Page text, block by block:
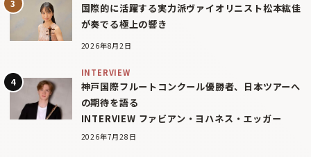
国際的に活躍する実力派ヴァイオリニスト松本紘佳
が奏でる極上の響き
2026年8月2日
INTERVIEW
神戸国際フルートコンクール優勝者、日本ツアーへ
の期待を語る
INTERVIEW ファビアン・ヨハネス・エッガー
2026年7月28日